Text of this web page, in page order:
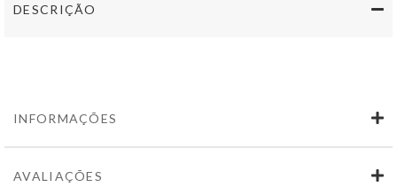
Reserva
DESCRIÇÃO
INFORMAÇÕES
AVALIAÇÕES